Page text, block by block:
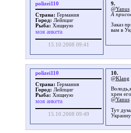
polizei110
Страна: Германия
Город: Лейпциг
Рыба: Хищную
моя анкета
15.10.2008 09:41
9.
@Yanus
А
Заказ
вам в
polizei110
Страна: Германия
Город: Лейпциг
Рыба: Хищную
моя анкета
15.10.2008 09:49
10.
@Klang
хрен
@Yanus
Тут